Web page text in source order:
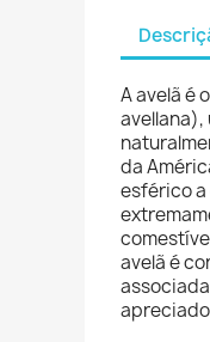
A avelã é
avellana),
da
esférico a
avelã é